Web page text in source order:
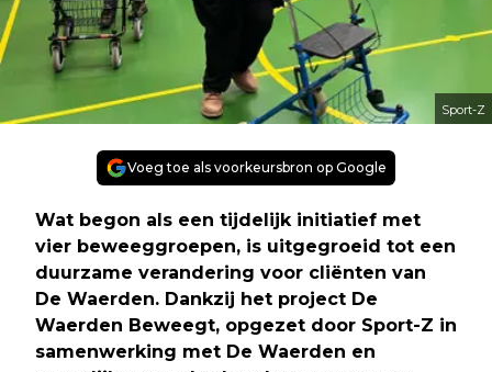
Sport-Z
Voeg toe als voorkeursbron op Google
Wat begon als een tijdelijk initiatief met
vier beweeggroepen, is uitgegroeid tot een
duurzame verandering voor cliënten van
De Waerden. Dankzij het project De
Waerden Beweegt, opgezet door Sport-Z in
samenwerking met De Waerden en